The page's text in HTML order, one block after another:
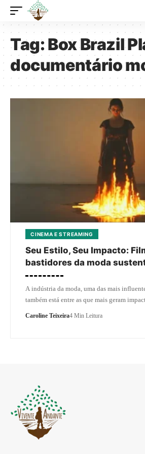
Tag:Box Brazil
documentário
CINEMA E STREAMING
Seu Estilo, Seu Impacto:
bastidores da moda
A indústria da moda, uma das mais
também está entre as que mais geram
Caroline Teixeira4 Min Leitura